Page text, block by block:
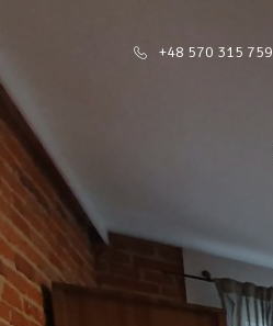
+48 570 315 759